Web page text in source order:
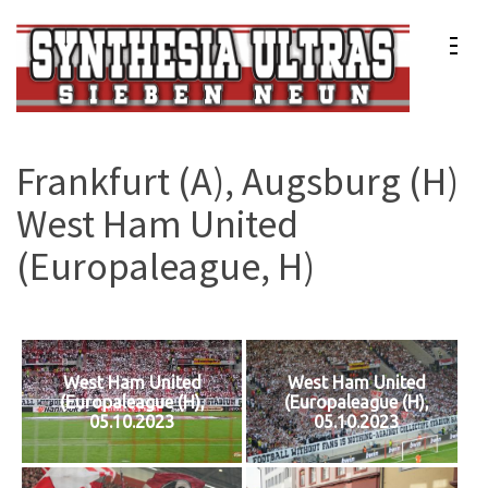
springen
(Enter
Frankfurt (A), Augsburg (H),
West Ham United
(Europaleague, H)
West Ham United
(Europaleague (H),
05.10.2023
West Ham United
(Europaleague (H),
05.10.2023